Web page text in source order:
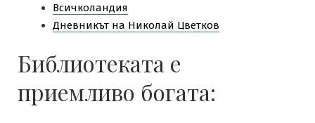
Всичколандия
Дневникът на Николай Цветков
Библиотеката е
приемливо богата: